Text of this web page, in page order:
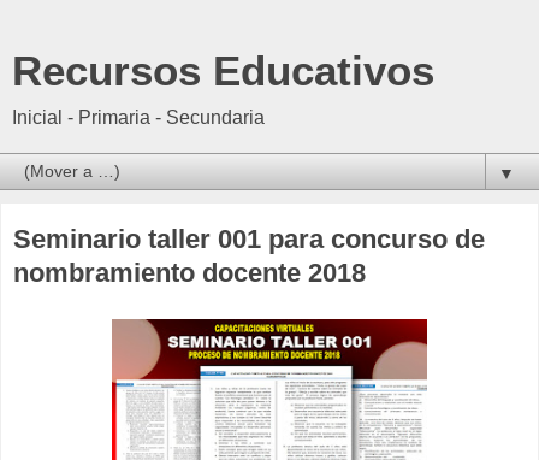
Recursos Educativos
Inicial - Primaria - Secundaria
▼
Seminario taller 001 para concurso de
nombramiento docente 2018